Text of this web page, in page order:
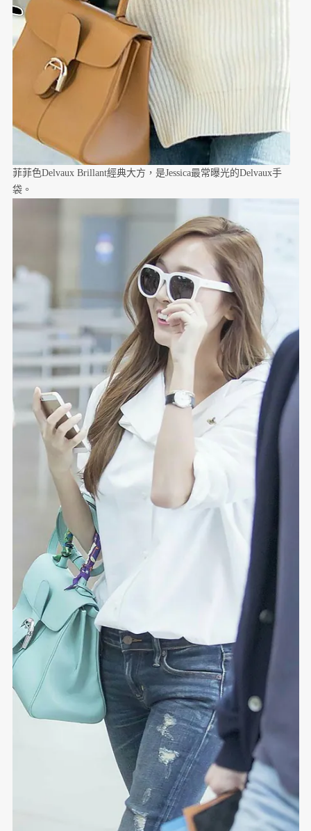
菲菲色Delvaux Brillant經典大方，是Jessica最常曝光的Delvaux手
袋。